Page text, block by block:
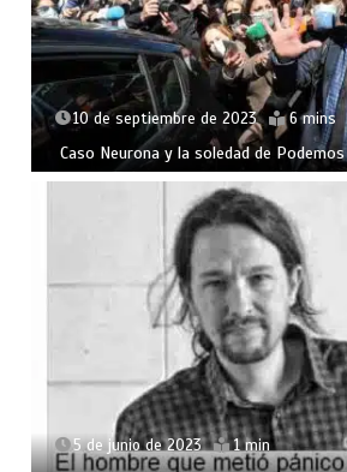
10 de septiembre de 2023 6 mins
Caso Neurona y la soledad de Podemos
5 de junio de 2023 1 min